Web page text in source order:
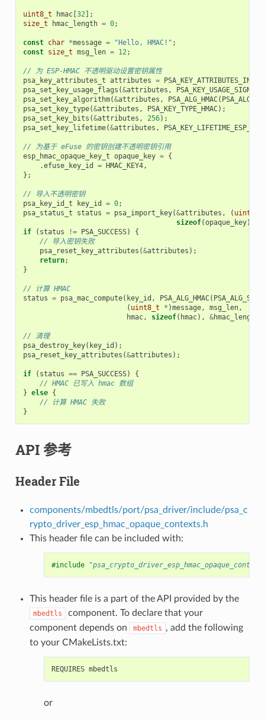
uint8_t hmac[32];
size_t
hmac_length = 0;
const char *message = "Hello, HMAC!" ;
const size_t msg_len = 12;
// 为 ESP-HMAC 不透明驱动设置密钥属性
psa_key_attributes_t attributes = PSA_KEY_ATTRIBUTES_INIT
psa_set_key_usage_flags (&attributes ,
psa_set_key_algorithm(&attributes , PSA_ALG_HMAC(
psa_set_key_type(&attributes , PSA_KEY_TYPE_HMAC);
psa_set_key_bits (&attributes , 256);
psa_set_key_lifetime(&attributes ,
// 为基于 eFuse 的密钥创建不透明密钥引用
esp_hmac_opaque_key_t opaque_key = {
.efuse_key_id = HMAC_KEY4,
};
// 导入不透明密钥
psa_key_id_t
key_id = 0;
psa_status_t
status = psa_import_key(&attributes , ( uint8_t
sizeof(opaque_key),
if
( status != PSA_SUCCESS)
{
// 导入密钥失败
psa_reset_key_attributes (&attributes );
return;
}
// 计算 HMAC
status = psa_mac_compute( key_id , PSA_ALG_HMAC(
( uint8_t * )message, msg_len,
hmac, sizeof( hmac), &hmac_length
// 清理
psa_destroy_key( key_id );
psa_reset_key_attributes (&attributes );
if ( status == PSA_SUCCESS)
{
// HMAC 已写入 hmac 数组
} else {
// 计算 HMAC 失败
}
API 参考
Header File
components/mbedtls/port/psa_driver/include/psa_c
rypto_driver_esp_hmac_opaque_contexts.h
This header file can be included with:
#include
This header file is a part of the API provided by the
mbedtls
component. To declare that your
component depends on
mbedtls , add the following
to your CMakeLists.txt:
or